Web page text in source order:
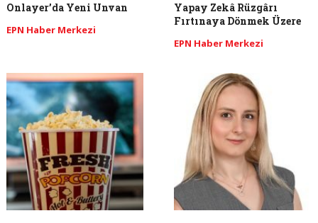
Onlayer’da Yeni Unvan
EPN Haber Merkezi
Yapay Zekâ Rüzgârı
Fırtınaya Dönmek Üzere
EPN Haber Merkezi